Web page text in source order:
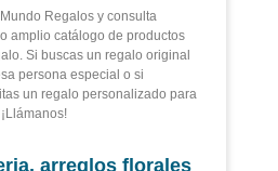
Regalos y consulta
amplio catálogo de productos
Si buscas un regalo original
persona especial o si
un regalo personalizado para
arreglos florales